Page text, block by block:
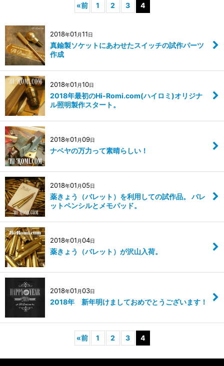
絞り込む
«前 1 2 3 4
2018年01 月11日
真鍮製ソケットにあわせたスイッチの試作パーツ
作成
2018年01 月10日
2018年最初のHi-Romi.com(ハイロミ)オリジナ
ル照明製作スタート。
2018年01 月09日
ナベヤの万力って素晴らしい！
2018年01 月05日
薬きょう（バレット）を利用しての試作品。 バレ
ットペンシルとメモパッド。
2018年01 月04日
薬きょう（バレット）が沢山入荷。
2018年01 月03日
2018年 新年明けましておめでとうございます！
«前 1 2 3 4